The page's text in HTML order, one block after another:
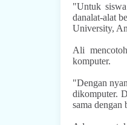
"Untuk
danalat-alat
University,
Ali
komputer.
"Dengan
dikomputer.
sama dengan